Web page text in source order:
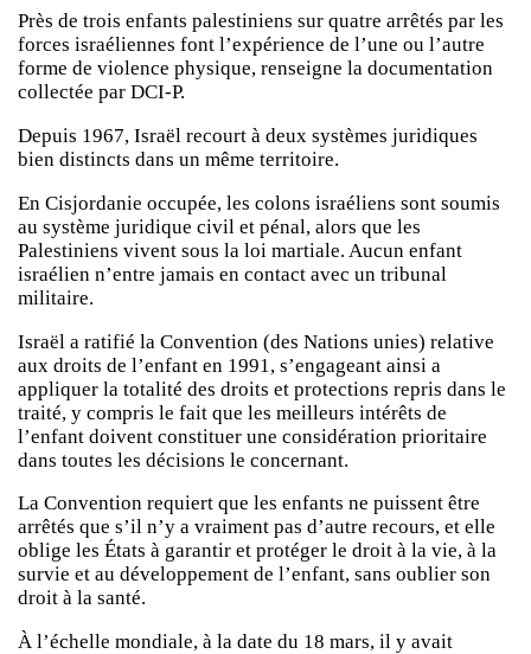
Près de trois enfants palestiniens sur quatre arrêtés par les
forces israéliennes font l’expérience de l’une ou l’autre
forme de violence physique, renseigne la documentation
collectée par DCI-P.
Depuis 1967, Israël recourt à deux systèmes juridiques
bien distincts dans un même territoire.
En Cisjordanie occupée, les colons israéliens sont soumis
au système juridique civil et pénal, alors que les
Palestiniens vivent sous la loi martiale. Aucun enfant
israélien n’entre jamais en contact avec un tribunal
militaire.
Israël a ratifié la Convention (des Nations unies) relative
aux droits de l’enfant en 1991, s’engageant ainsi a
appliquer la totalité des droits et protections repris dans le
traité, y compris le fait que les meilleurs intérêts de
l’enfant doivent constituer une considération prioritaire
dans toutes les décisions le concernant.
La Convention requiert que les enfants ne puissent être
arrêtés que s’il n’y a vraiment pas d’autre recours, et elle
oblige les États à garantir et protéger le droit à la vie, à la
survie et au développement de l’enfant, sans oublier son
droit à la santé.
À l’échelle mondiale, à la date du 18 mars, il y avait